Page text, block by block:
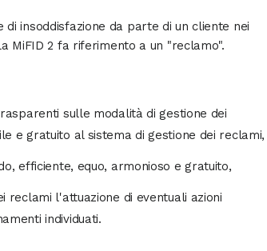
di insoddisfazione da parte di un cliente nei
MiFID 2 fa riferimento a un "reclamo".
sulle modalità di gestione dei
e gratuito al sistema di gestione dei reclami,
efficiente, equo, armonioso e gratuito,
reclami l'attuazione di eventuali azioni
individuati.